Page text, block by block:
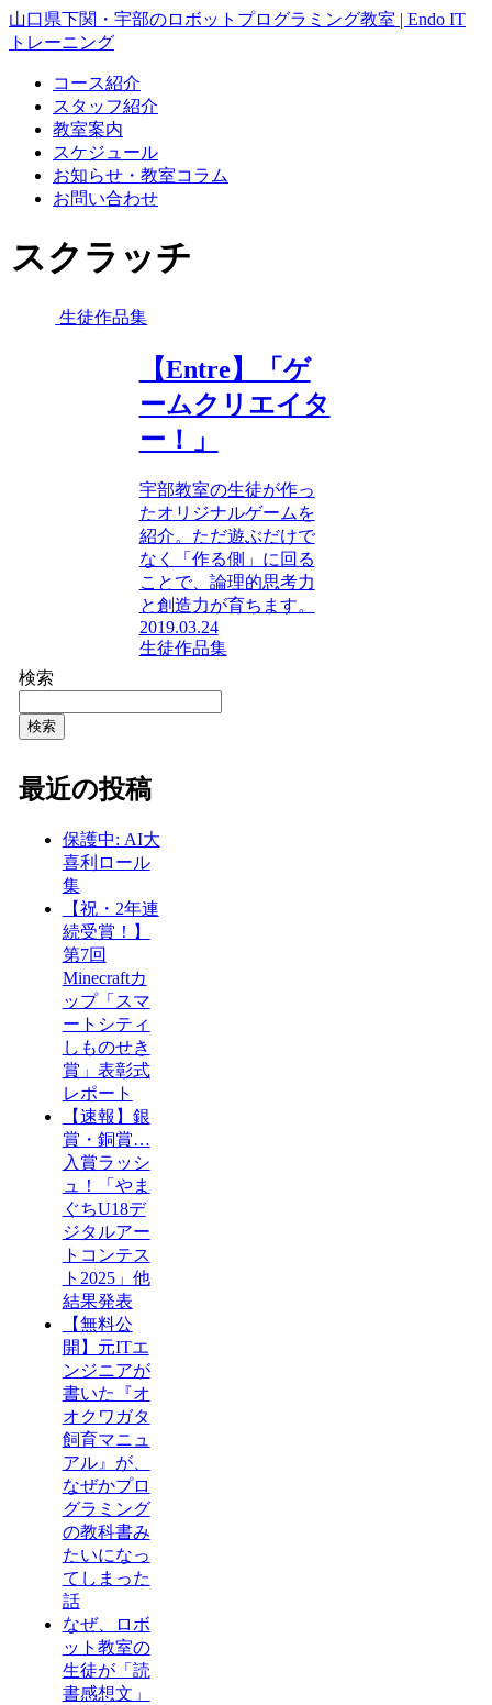
山口県下関・宇部のロボットプログラミング教室 | Endo IT
トレーニング
コース紹介
スタッフ紹介
教室案内
スケジュール
お知らせ・教室コラム
お問い合わせ
スクラッチ
生徒作品集
【Entre】「ゲ
ームクリエイタ
ー！」
宇部教室の生徒が作っ
たオリジナルゲームを
紹介。ただ遊ぶだけで
なく「作る側」に回る
ことで、論理的思考力
と創造力が育ちます。
2019.03.24
生徒作品集
検索
検索
最近の投稿
保護中: AI大
喜利ロール
集
【祝・2年連
続受賞！】
第7回
Minecraftカ
ップ「スマ
ートシティ
しものせき
賞」表彰式
レポート
【速報】銀
賞・銅賞…
入賞ラッシ
ュ！「やま
ぐちU18デ
ジタルアー
トコンテス
ト2025」他
結果発表
【無料公
開】元ITエ
ンジニアが
書いた『オ
オクワガタ
飼育マニュ
アル』が、
なぜかプロ
グラミング
の教科書み
たいになっ
てしまった
話
なぜ、ロボ
ット教室の
生徒が「読
書感想文」